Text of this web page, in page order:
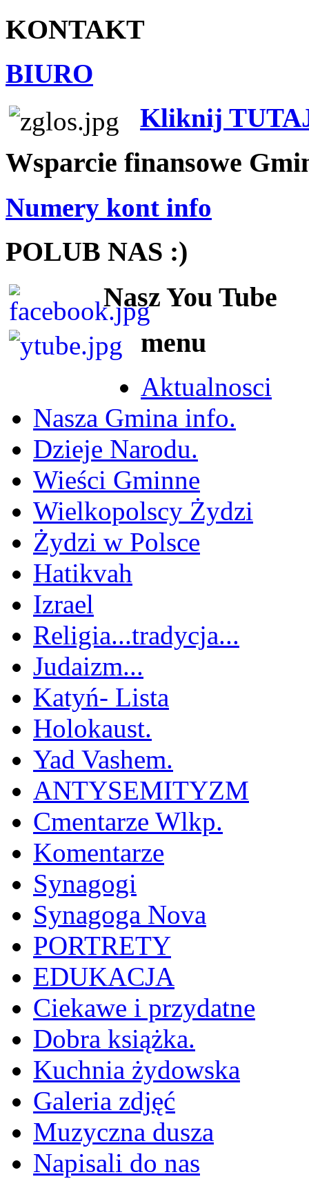
KONTAKT
BIURO
Kliknij
Wsparcie finansowe
Numery kont info
POLUB NAS :)
Nasz You Tube
menu
Aktualnosci
Nasza Gmina info.
Dzieje Narodu.
Wieści Gminne
Wielkopolscy Żydzi
Żydzi w Polsce
Hatikvah
Izrael
Religia...tradycja...
Judaizm...
Katyń- Lista
Holokaust.
Yad Vashem.
ANTYSEMITYZM
Cmentarze Wlkp.
Komentarze
Synagogi
Synagoga Nova
PORTRETY
EDUKACJA
Ciekawe i przydatne
Dobra książka.
Kuchnia żydowska
Galeria zdjęć
Muzyczna dusza
Napisali do nas